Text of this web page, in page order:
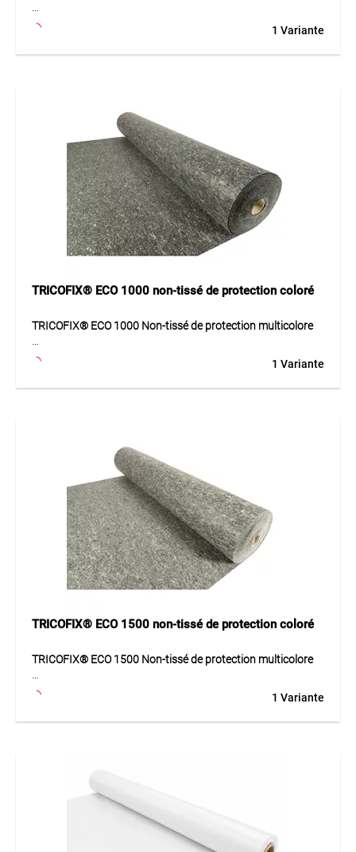
TRICOFIX® ECO 0800 est un géotextile de protection très
lourd et résistant en fibres de polypropylène, aiguilleté et
thermolié. Il offre une protection maximale contre les
Géotextile de protection pour zones de chantier fortement
sollicitées, jardinage, aménagement paysager et toitures
plates. Idéal pour la protection des membranes et
structures.
1 Variante
TRICOFIX® ECO 1000 non-tissé de protection coloré
TRICOFIX® ECO 1000 Non-tissé de protection multicolore
TRICOFIX® ECO 1000 est un non-tissé de protection très
lourd en fibres de polypropylène, aiguilleté et thermolié,
sans colle ni liants chimiques. Il offre haute résistance
Non-tissé pour chantiers fortement sollicités,
aménagement paysager et toits plats.
1 Variante
TRICOFIX® ECO 1500 non-tissé de protection coloré
TRICOFIX® ECO 1500 Non-tissé de protection multicolore
TRICOFIX® ECO 1500 est un non-tissé de protection
extrêmement lourd, aiguilleté et thermolié, offrant très
haute résistance mécanique et résistance maximale au
Non-tissé pour chantiers très sollicités, aménagement
paysager et toits plats.
1 Variante